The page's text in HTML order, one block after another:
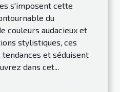
s'imposent cette
du
couleurs audacieux et
stylistiques, ces
et séduisent
dans cet...